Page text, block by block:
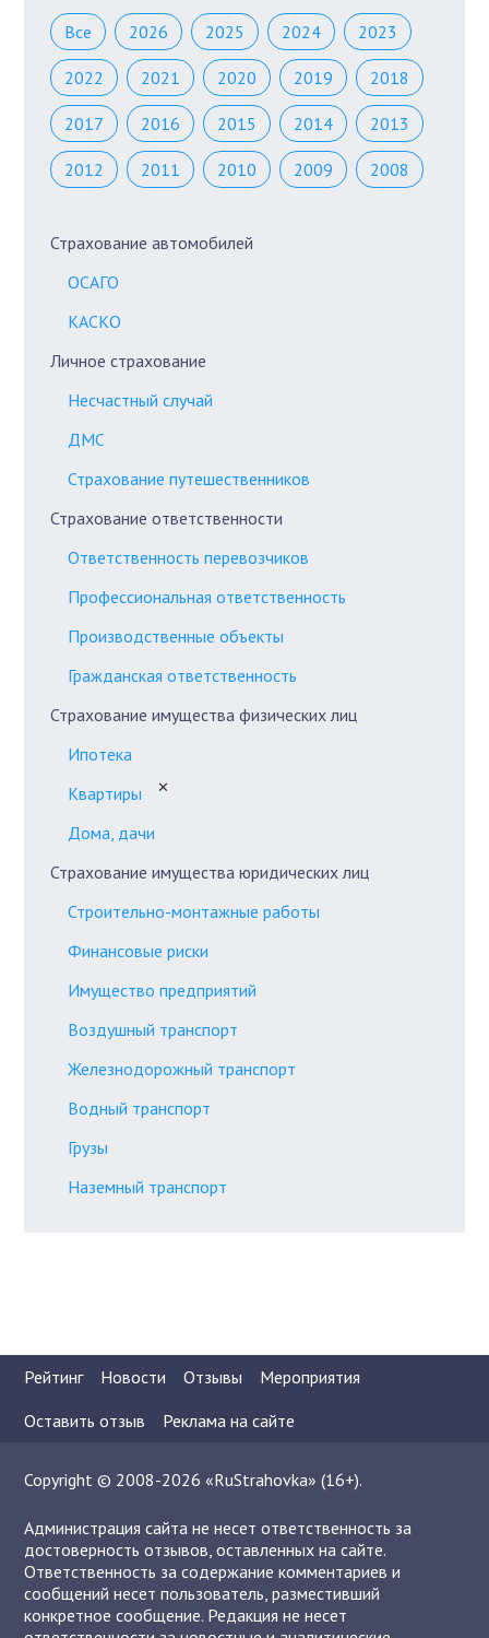
Все 2026 2025 2024 2023
2022 2021 2020 2019 2018
2017 2016 2015 2014 2013
2012 2011 2010 2009 2008
Страхование автомобилей
ОСАГО
КАСКО
Личное страхование
Несчастный случай
ДМС
Страхование путешественников
Страхование ответственности
Ответственность перевозчиков
Профессиональная ответственность
Производственные объекты
Гражданская ответственность
Страхование имущества физических лиц
Ипотека
Квартиры
✕
Дома, дачи
Страхование имущества юридических лиц
Строительно-монтажные работы
Финансовые риски
Имущество предприятий
Воздушный транспорт
Железнодорожный транспорт
Водный транспорт
Грузы
Наземный транспорт
Рейтинг Новости Отзывы
Мероприятия
Оставить отзыв
Реклама на сайте
Copyright © 2008-2026 «RuStrahovka» (16+).
Администрация сайта не несет ответственность за
достоверность отзывов, оставленных на сайте.
Ответственность за содержание комментариев и
сообщений несет пользователь, разместивший
конкретное сообщение. Редакция не несет